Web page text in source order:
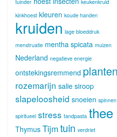
tuinder
keukenkruid
kinkhoest kleuren koude handen
kruiden lage bloeddruk
menstruatie mentha spicata muizen
Nederland negatieve energie
ontstekingsremmend planten
rozemarijn salie siroop
slapeloosheid snoeien spinnen
spiritueel stress tandpasta thee
Thymus Tijm tuin verdriet